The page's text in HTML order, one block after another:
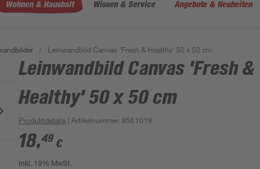
Wohnen & Haushalt Wissen & Service Angebote & Neuheiten
/ Leinwandbild Canvas 'Fresh & Healthy' 50 x 50 cm
Leinwandbild Canvas 'Fresh &
Healthy' 50 x 50 cm
Produktdetails | Artikelnummer: 8561019
18,49 €
inkl. 19% MwSt.